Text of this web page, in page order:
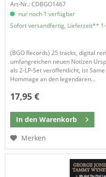
Art-Nr.: CDBGO1467
nur noch 1 verfügbar
Sofort versandfertig, Lieferzeit**
(BGO Records) 25 tracks, digital
umfangreichen neuen Notizen
als 2-LP-Set veröffentlicht, ist
Hommage an den legendären...
17,95 €
In den Warenkorb
Merken